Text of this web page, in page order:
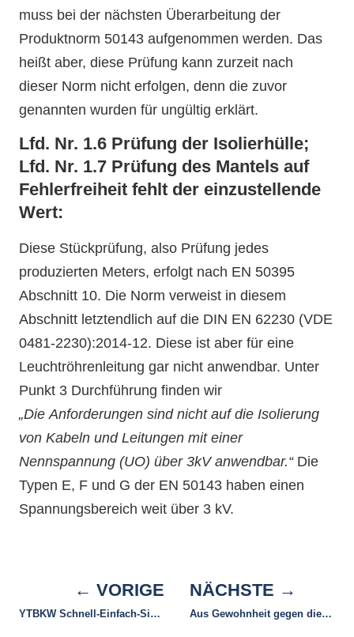
muss bei der nächsten Überarbeitung der
Produktnorm 50143 aufgenommen werden. Das
heißt aber, diese Prüfung kann zurzeit nach
dieser Norm nicht erfolgen, denn die zuvor
genannten wurden für ungültig erklärt.
Lfd. Nr. 1.6 Prüfung der Isolierhülle;
Lfd. Nr. 1.7 Prüfung des Mantels auf
Fehlerfreiheit fehlt der einzustellende
Wert:
Diese Stückprüfung, also Prüfung jedes
produzierten Meters, erfolgt nach EN 50395
Abschnitt 10. Die Norm verweist in diesem
Abschnitt letztendlich auf die DIN EN 62230 (VDE
0481-2230):2014-12. Diese ist aber für eine
Leuchtröhrenleitung gar nicht anwendbar. Unter
Punkt 3 Durchführung finden wir
„Die Anforderungen sind nicht auf die Isolierung
von Kabeln und Leitungen mit einer
Nennspannung (UO) über 3kV anwendbar.“Die
Typen E, F und G der EN 50143 haben einen
Spannungsbereich weit über 3 kV.
VORIGE
YTBKW Schnell-Einfach-Sicher-Preiswert
NÄCHSTE
Aus Gewohnheit gegen die Umwelt